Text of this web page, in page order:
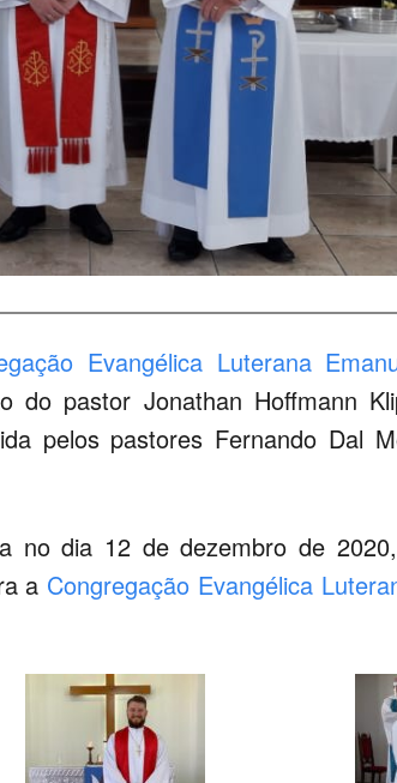
Evangélica Luterana
do pastor Jonathan Hoffmann
pelos pastores Fernando Dal
no dia 12 de dezembro de
a Congregação Evangélica